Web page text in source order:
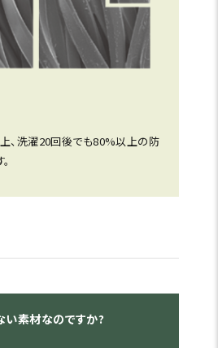
、洗濯20回後でも80%以上の防
い素材なのですか?